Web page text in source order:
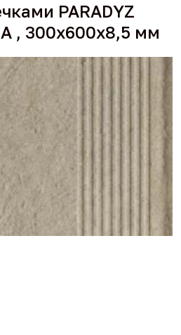
PARADYZ
, 300х600х8,5 мм